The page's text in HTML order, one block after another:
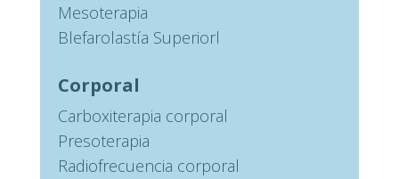
Mesoterapia
Blefarolastía Superiorl
Corporal
Carboxiterapia corporal
Presoterapia
Radiofrecuencia corporal